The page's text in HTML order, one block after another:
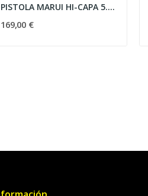
PISTOLA MARUI HI-CAPA 5.1 NEGRA
169,00 €